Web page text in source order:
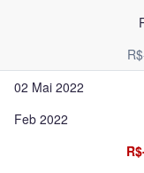
02 Mai 2022
Feb 2022